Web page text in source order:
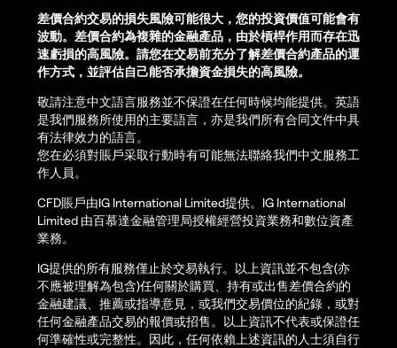
差價合約交易的損失風險可能很大，您的投資價值可能會有
波動。差價合約為複雜的金融產品，由於槓桿作用而存在迅
速虧損的高風險。請您在交易前充分了解差價合約產品的運
作方式，並評估自己能否承擔資金損失的高風險。
敬請注意中文語言服務並不保證在任何時候均能提供。英語
是我們服務所使用的主要語言，亦是我們所有合同文件中具
有法律效力的語言。
您在必須對賬戶采取行動時有可能無法聯絡我們中文服務工
作人員。
CFD賬戶由IG International Limited提供。IG International
Limited 由百慕達金融管理局授權經營投資業務和數位資產
業務。
IG提供的所有服務僅止於交易執行。以上資訊並不包含(亦
不應被理解為包含)任何關於購買、持有或出售差價合約的
金融建議、推薦或指導意見，或我們交易價位的紀錄，或對
任何金融產品交易的報價或招售。以上資訊不代表或保證任
何準確性或完整性。因此，任何依賴上述資訊的人士須自行